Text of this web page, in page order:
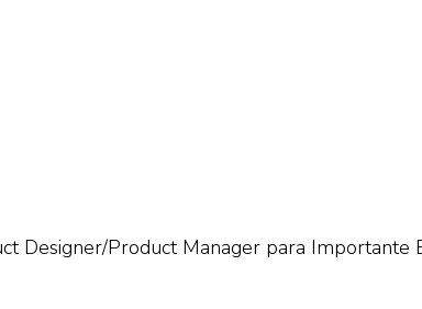
Designer/Product Manager para Importante